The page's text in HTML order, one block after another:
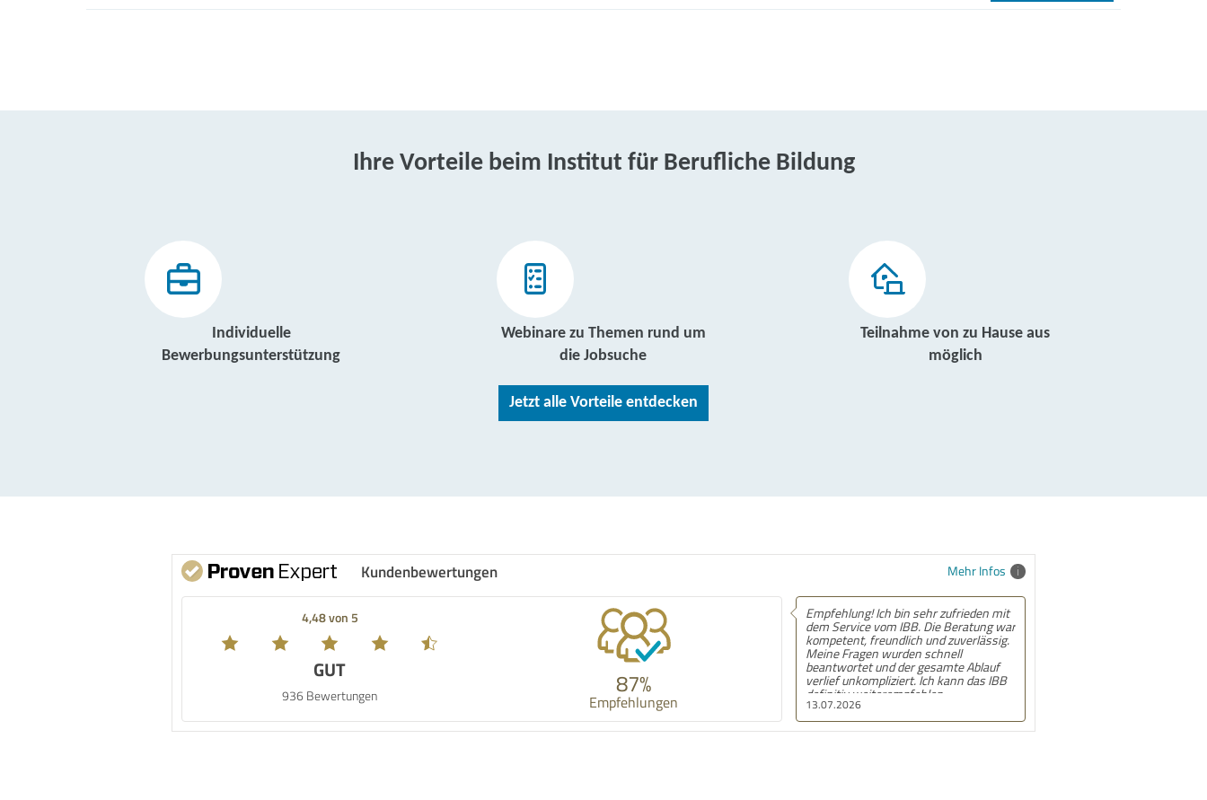
Ihre Vorteile beim Institut für Berufliche Bildung
Individuelle
Bewerbungsunterstützung
Webinare zu Themen rund um
die Jobsuche
Teilnahme von zu Hause aus
möglich
Jetzt alle Vorteile entdecken
Mehr Infos
Kundenbewertungen
4,48 von 5
GUT
936 Bewertungen 87%
Empfehlungen 13.07.2026
Empfehlung! Ich bin sehr zufrieden mit
dem Service vom IBB. Die Beratung war
kompetent, freundlich und zuverlässig.
Meine Fragen wurden schnell
beantwortet und der gesamte Ablauf
verlief unkompliziert. Ich kann das IBB
definitiv weiterempfehlen.
Insbesondere bedanke ich mich bei den
Mitarbeiterinnen des Frankfurter
Standorts für die Unterstützung.